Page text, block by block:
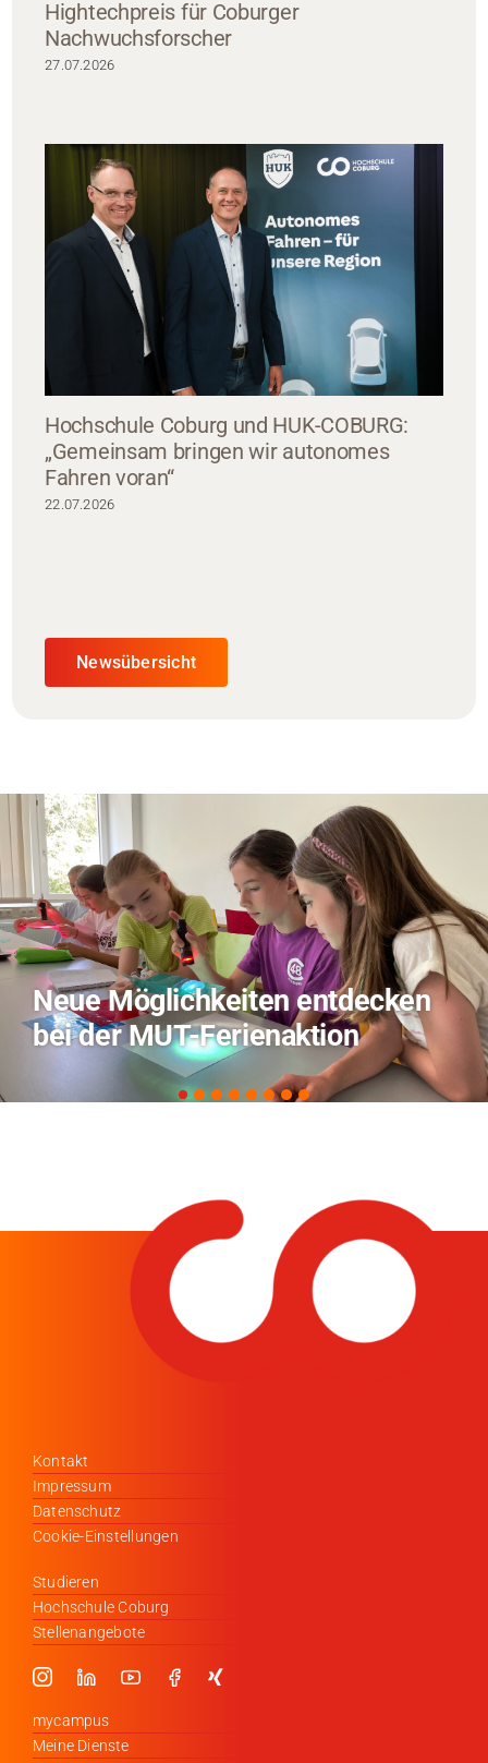
Hightechpreis für Coburger
Nachwuchsforscher
27.07.2026
Hochschule Coburg und HUK-COBURG:
„Gemeinsam bringen wir autonomes
Fahren voran“
22.07.2026
Newsübersicht
entdecken
TVO berichtet
zu KI in der
Kontakt
Impressum
Datenschutz
Cookie-Einstellungen
Studieren
Hochschule Coburg
Stellenangebote
mycampus
Meine Dienste